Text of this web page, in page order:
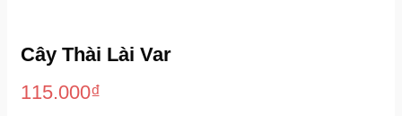
Cây Thài Lài Var
115.000₫